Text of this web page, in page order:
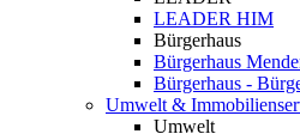
LEADER HIM
Bürgerhaus
Bürgerhaus
Bürgerhaus -
Umwelt &
Umwelt